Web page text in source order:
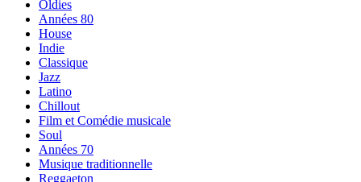
Oldies
Années 80
House
Indie
Classique
Jazz
Latino
Chillout
Film et Comédie musicale
Soul
Années 70
Musique traditionnelle
Reggaeton